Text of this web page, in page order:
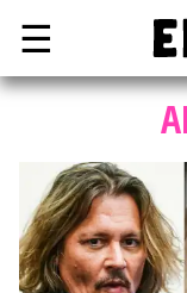
☰